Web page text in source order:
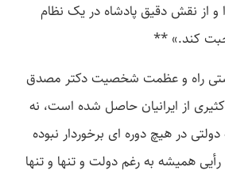
و از نقش دقیق پادشاه در یک نظام
کند.» **
راه و عظمت شخصیت دکتر مصدق
از ایرانیان حاصل شده است، نه
در هیچ دوره ­ای برخوردار نبوده
همیشه به رغم دولت و تنها و تنها